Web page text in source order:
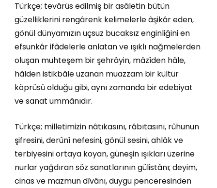
Türkçe; tevârüs edilmiş bir asâletin bütün
güzelliklerini rengârenk kelimelerle âşikâr eden,
gönül dünyamızın uçsuz bucaksız enginliğini en
efsunkâr ifâdelerle anlatan ve ışıklı nağmelerden
oluşan muhteşem bir şehrâyin, mâzîden hâle,
hâlden istikbâle uzanan muazzam bir kültür
köprüsü olduğu gibi, aynı zamanda bir edebiyat
ve sanat ummânıdır.
Türkçe; milletimizin nâtıkasını, râbıtasını, rûhunun
şifresini, derûnî nefesini, gönül sesini, ahlâk ve
terbiyesini ortaya koyan, güneşin ışıkları üzerine
nurlar yağdıran söz sanatlarının gülistânı; deyim,
cinas ve mazmun dîvânı, duygu penceresinden